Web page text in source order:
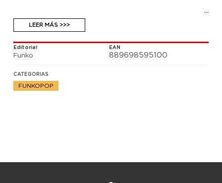
LEER MÁS >>>
Editorial
Funko
EAN
889698595100
CATEGORIAS
FUNKOPOP